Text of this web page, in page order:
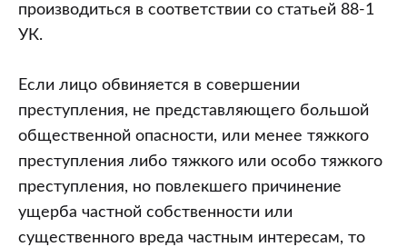
производиться в соответствии со статьей 88-1
УК.
Если лицо обвиняется в совершении
преступления, не представляющего большой
общественной опасности, или менее тяжкого
преступления либо тяжкого или особо тяжкого
преступления, но повлекшего причинение
ущерба частной собственности или
существенного вреда частным интересам, то